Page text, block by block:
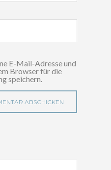
E-Mail-Adresse und
Browser für die
speichern.